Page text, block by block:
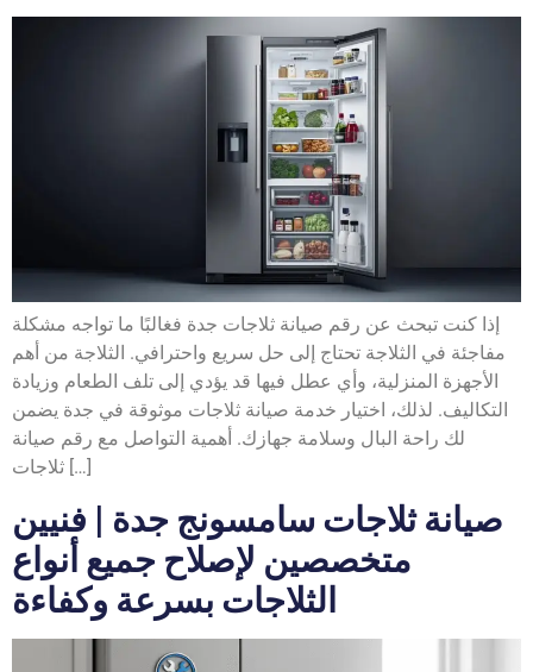
إذا كنت تبحث عن رقم صيانة ثلاجات جدة فغالبًا ما تواجه مشكلة
مفاجئة في الثلاجة تحتاج إلى حل سريع واحترافي. الثلاجة من أهم
الأجهزة المنزلية، وأي عطل فيها قد يؤدي إلى تلف الطعام وزيادة
التكاليف. لذلك، اختيار خدمة صيانة ثلاجات موثوقة في جدة يضمن
لك راحة البال وسلامة جهازك. أهمية التواصل مع رقم صيانة
ثلاجات […]
صيانة ثلاجات سامسونج جدة | فنيين
متخصصين لإصلاح جميع أنواع
الثلاجات بسرعة وكفاءة